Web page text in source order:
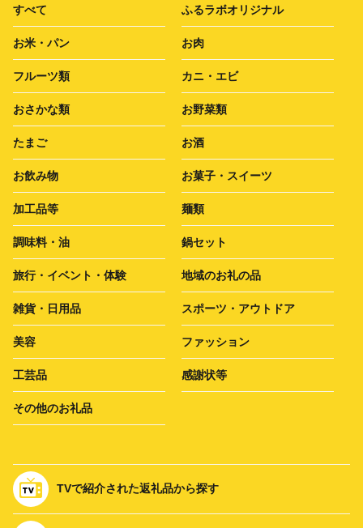
すべて ふるラボオリジナル
お米・パン お肉
フルーツ類 カニ・エビ
おさかな類 お野菜類
たまご お酒
お飲み物 お菓子・スイーツ
加工品等 麺類
調味料・油 鍋セット
旅行・イベント・体験 地域のお礼の品
雑貨・日用品 スポーツ・アウトドア
美容 ファッション
工芸品 感謝状等
その他のお礼品
TVで紹介された返礼品から探す